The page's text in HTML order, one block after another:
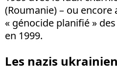
(Roumanie) – ou encore
« génocide planifié »
en 1999.
Les nazis